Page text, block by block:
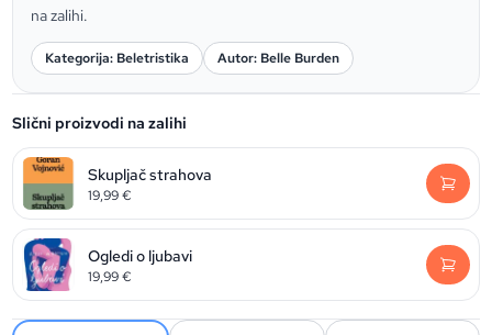
na zalihi.
Kategorija: Beletristika Autor: Belle Burden
Slični proizvodi na zalihi
Skupljač strahova
19,99€
Ogledi o ljubavi
19,99€